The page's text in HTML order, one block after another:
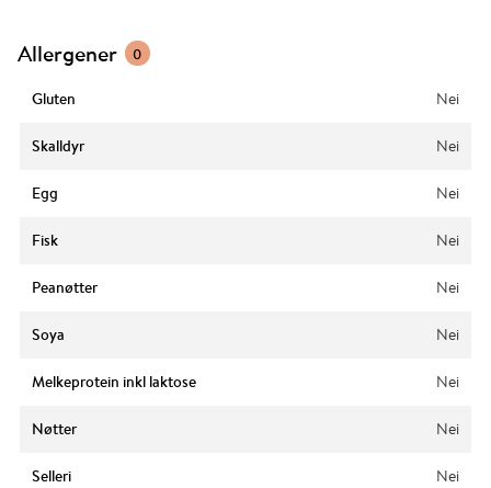
Allergener 0
Gluten Nei
Skalldyr Nei
Egg Nei
Fisk Nei
Peanøtter Nei
Soya Nei
Melkeprotein inkl laktose Nei
Nøtter Nei
Selleri Nei